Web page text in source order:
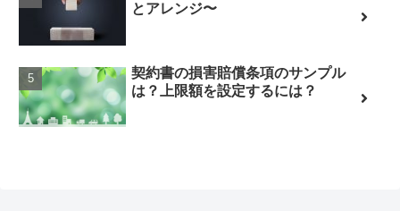
とアレンジ〜
契約書の損害賠償条項のサンプル
は？上限額を設定するには？